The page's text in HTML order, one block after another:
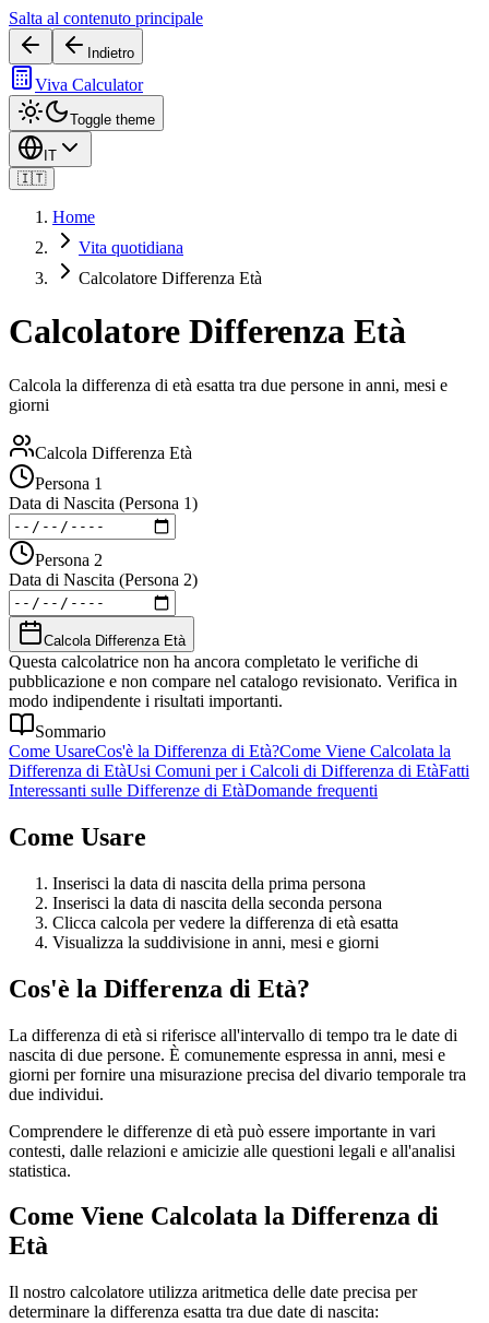
Salta al contenuto principale
Indietro
Viva Calculator
Toggle theme
IT
🇮🇹
Home
Vita quotidiana
Calcolatore Differenza Età
Calcolatore Differenza Età
Calcola la differenza di età esatta tra due persone in anni, mesi e
giorni
Calcola Differenza Età
Persona 1
Data di Nascita (Persona 1)
Persona 2
Data di Nascita (Persona 2)
Calcola Differenza Età
Questa calcolatrice non ha ancora completato le verifiche di
pubblicazione e non compare nel catalogo revisionato. Verifica in
modo indipendente i risultati importanti.
Sommario
Come UsareCos'è la Differenza di Età?Come Viene Calcolata la
Differenza di EtàUsi Comuni per i Calcoli di Differenza di EtàFatti
Interessanti sulle Differenze di EtàDomande frequenti
Come Usare
Inserisci la data di nascita della prima persona
Inserisci la data di nascita della seconda persona
Clicca calcola per vedere la differenza di età esatta
Visualizza la suddivisione in anni, mesi e giorni
Cos'è la Differenza di Età?
La differenza di età si riferisce all'intervallo di tempo tra le date di
nascita di due persone. È comunemente espressa in anni, mesi e
giorni per fornire una misurazione precisa del divario temporale tra
due individui.
Comprendere le differenze di età può essere importante in vari
contesti, dalle relazioni e amicizie alle questioni legali e all'analisi
statistica.
Come Viene Calcolata la Differenza di
Età
Il nostro calcolatore utilizza aritmetica delle date precisa per
determinare la differenza esatta tra due date di nascita: